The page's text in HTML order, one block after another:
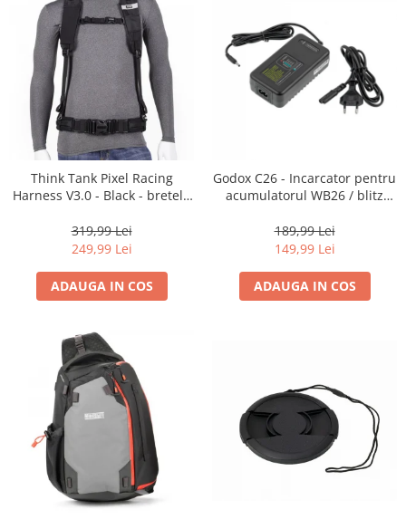
Think Tank Pixel Racing
Harness V3.0 - Black - bretele
319,99 Lei
249,99 Lei
ADAUGA IN COS
Godox C26 - Incarcator pentru
acumulatorul WB26 / blitz
189,99 Lei
149,99 Lei
ADAUGA IN COS